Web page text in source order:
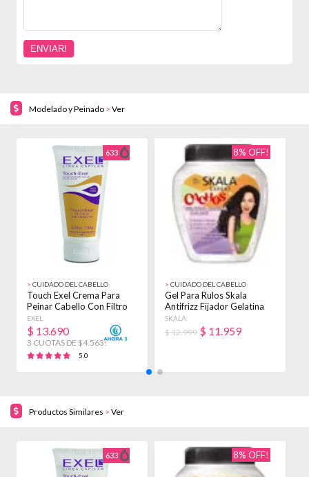
Modelado y Peinado > Ver
633
> CUIDADO DEL CABELLO
Touch Exel Crema Para
Peinar Cabello Con Filtro
Solar X 150g
EXEL
$ 13.690
3 CUOTAS DE $4.563!
5.0
8% OFF!
> CUIDADO DEL CABELLO
Gel Para Rulos Skala
Antifrizz Fijador Gelatina
Cachos 1kg
SKALA
$ 12.999 $ 11.959
Productos Similares > Ver
633 8% OFF!